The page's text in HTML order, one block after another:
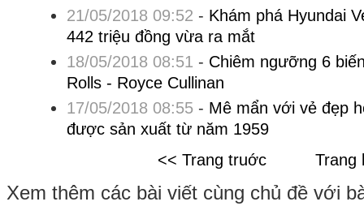
21/05/2018 09:52 - Khám phá Hyundai
442 triệu đồng vừa ra mắt
18/05/2018 08:51 - Chiêm ngưỡng 6
Rolls - Royce Cullinan
17/05/2018 08:55- Mê mẩn với vẻ đẹp
được sản xuất từ năm 1959
<< Trang truớc
Trang
Xem thêm các bài viết cùng chủ đề với